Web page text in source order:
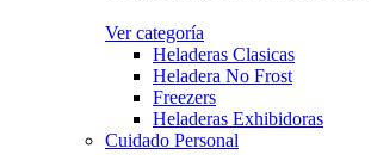
Ver categoría
Heladeras Clasicas
Heladera No Frost
Freezers
Heladeras Exhibidoras
Cuidado Personal